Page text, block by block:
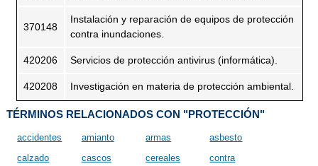
370148
Instalación y reparación de equipos de protección
contra inundaciones.
420206 Servicios de protección antivirus (informática).
420208 Investigación en materia de protección ambiental.
TÉRMINOS RELACIONADOS CON "PROTECCIÓN"
accidentes amianto armas
asbesto
calzado
cascos cereales
contra